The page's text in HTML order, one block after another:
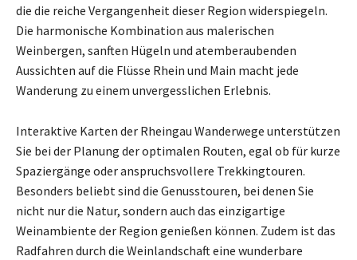
die die reiche Vergangenheit dieser Region widerspiegeln.
Die harmonische Kombination aus malerischen
Weinbergen, sanften Hügeln und atemberaubenden
Aussichten auf die Flüsse Rhein und Main macht jede
Wanderung zu einem unvergesslichen Erlebnis.
Interaktive Karten der Rheingau Wanderwege unterstützen
Sie bei der Planung der optimalen Routen, egal ob für kurze
Spaziergänge oder anspruchsvollere Trekkingtouren.
Besonders beliebt sind die Genusstouren, bei denen Sie
nicht nur die Natur, sondern auch das einzigartige
Weinambiente der Region genießen können. Zudem ist das
Radfahren durch die Weinlandschaft eine wunderbare